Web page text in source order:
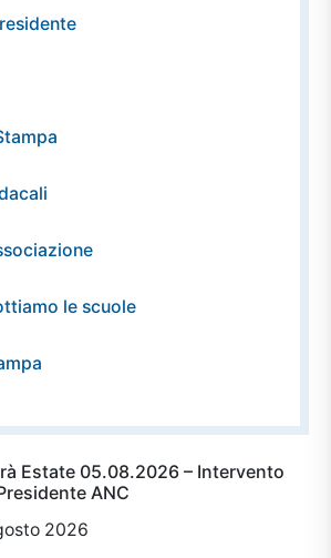
le scuole
Estate 05.08.2026 – Intervento
ANC
2026